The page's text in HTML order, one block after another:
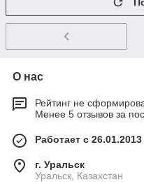
О нас
Рейтинг не
Менее 5 отзывов за
Работает с 26.01.2013
г. Уральск
Уральск, Казахстан